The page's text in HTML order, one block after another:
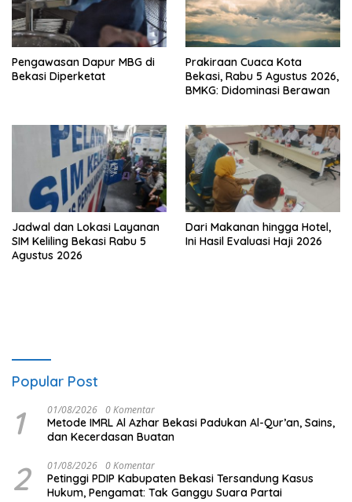
Pengawasan Dapur MBG di
Bekasi Diperketat
Prakiraan Cuaca Kota
Bekasi, Rabu 5 Agustus 2026,
BMKG: Didominasi Berawan
Jadwal dan Lokasi Layanan
SIM Keliling Bekasi Rabu 5
Agustus 2026
Dari Makanan hingga Hotel,
Ini Hasil Evaluasi Haji 2026
Popular Post
1 01/08/2026 0 Komentar
Metode IMRL Al Azhar Bekasi Padukan Al-Qur’an, Sains,
dan Kecerdasan Buatan
2 01/08/2026 0 Komentar
Petinggi PDIP Kabupaten Bekasi Tersandung Kasus
Hukum, Pengamat: Tak Ganggu Suara Partai